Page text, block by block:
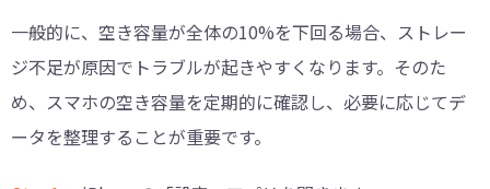
一般的に、空き容量が全体の10%を下回る場合、ストレー
ジ不足が原因でトラブルが起きやすくなります。そのた
め、スマホの空き容量を定期的に確認し、必要に応じてデ
ータを整理することが重要です。